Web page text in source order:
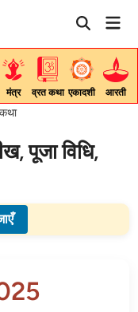
मंत्र व्रत कथा एकादशी आरती
पूजा विधि,